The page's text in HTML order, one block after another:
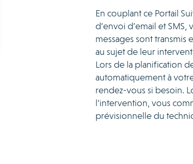
En couplant ce Portail
d’envoi d’email et
messages sont
au sujet de leur
Lors de la planification
automatiquement à
rendez-vous si besoin.
l’intervention, vous
prévisionnelle du